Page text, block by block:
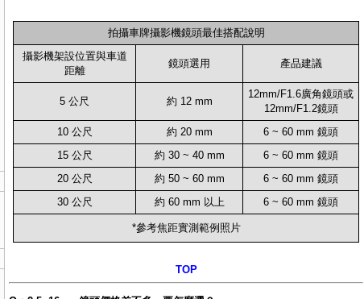
拍攝車牌攝影機鏡頭最佳搭配說明
攝影機架設位置與車道
距離
鏡頭選用 產品建議
5 公尺 約 12 mm
12mm/F1.6廣角鏡頭或
12mm/F1.2鏡頭
10 公尺
約 20 mm
6 ~ 60 mm 鏡頭
15 公尺
約 30 ~ 40 mm
6 ~ 60 mm 鏡頭
20 公尺
約 50 ~ 60 mm
6 ~ 60 mm 鏡頭
30 公尺
約 60 mm 以上 6 ~ 60 mm 鏡頭
*參考焦距實測範例照片
TOP